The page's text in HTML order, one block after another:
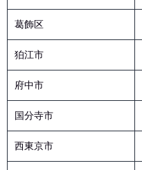
葛飾区
狛江市
府中市
国分寺市
西東京市